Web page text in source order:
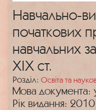
Навчально-
початкових
навчальних
ХІХ ст.
Розділ: Освіта та
Мова документа:
Рік видання: 2010